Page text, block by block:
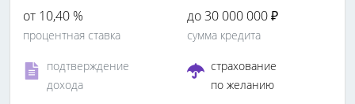
от 10,40 %
процентная ставка
до 30 000 000 ₽
сумма кредита
подтверждение
дохода
страхование
по желанию